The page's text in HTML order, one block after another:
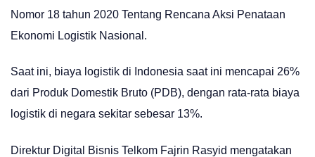
Nomor 18 tahun 2020 Tentang Rencana Aksi Penataan
Ekonomi Logistik Nasional.
Saat ini, biaya logistik di Indonesia saat ini mencapai 26%
dari Produk Domestik Bruto (PDB), dengan rata-rata biaya
logistik di negara sekitar sebesar 13%.
Direktur Digital Bisnis Telkom Fajrin Rasyid mengatakan